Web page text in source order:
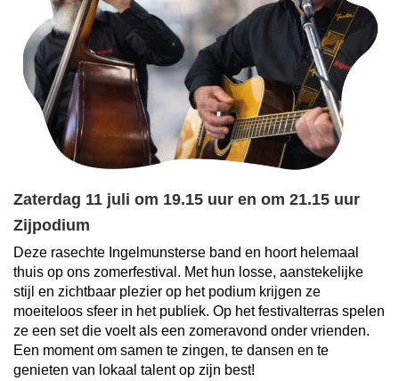
Zaterdag 11 juli om 19.15 uur en om 21.15 uur
Zijpodium
Deze rasechte Ingelmunsterse band en hoort helemaal
thuis op ons zomerfestival. Met hun losse, aanstekelijke
stijl en zichtbaar plezier op het podium krijgen ze
moeiteloos sfeer in het publiek. Op het festivalterras spelen
ze een set die voelt als een zomeravond onder vrienden.
Een moment om samen te zingen, te dansen en te
genieten van lokaal talent op zijn best!